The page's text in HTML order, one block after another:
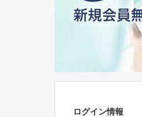
ログイン情報